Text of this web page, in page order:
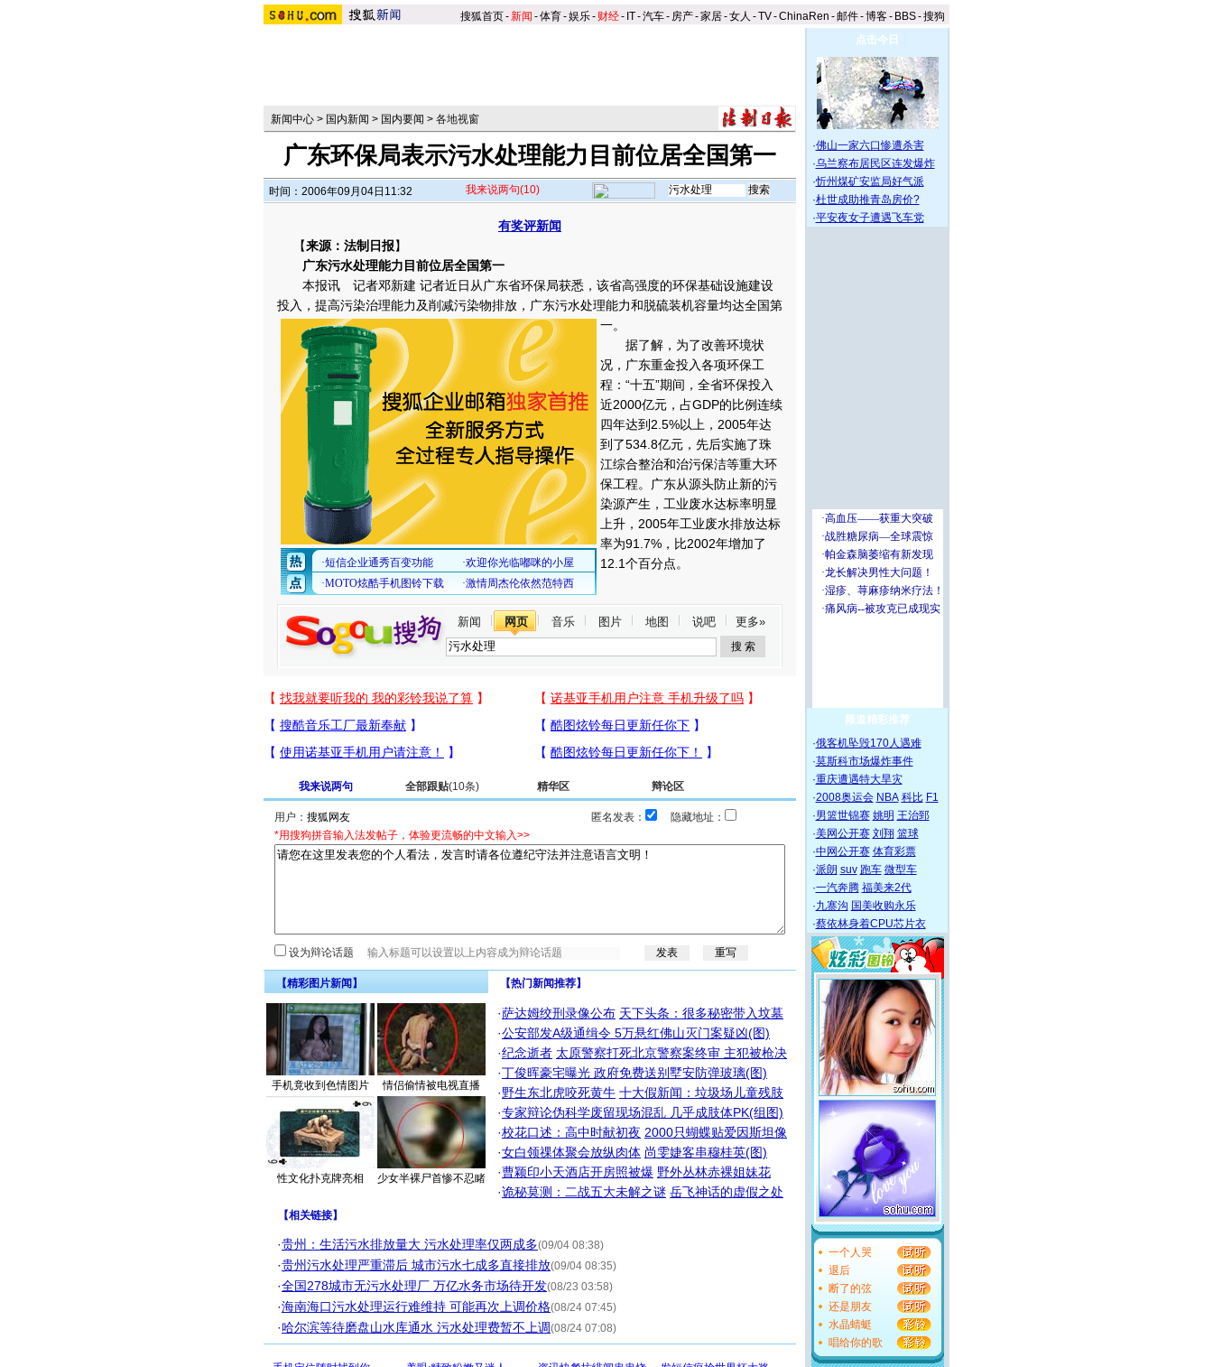
搜狐首页-新闻 -体育-娱乐- 财经- IT-汽车- 房产-家居-女人 -TV-ChinaRen -邮件-博客- BBS-搜狗
新闻中心 > 国内新闻 > 国内要闻 > 各地视窗
广东环保局表示污水处理能力目前位居全国第一
时间：2006年09月04日11:32 我来说两句(10)
有奖评新闻
【来源：法制日报】
广东污水处理能力目前位居全国第一
本报讯 记者邓新建 记者近日从广东省环保局获悉，该省高强度的环保基础设施建设
投入，提高污染治理能力及削减污染物排放，广东污水处理能力和脱硫装机容量均达全国第
一。
据了解，为了改善环境状
况，广东重金投入各项环保工
程：“十五”期间，全省环保投入
近2000亿元，占GDP的比例连续
四年达到2.5%以上，2005年达
到了534.8亿元，先后实施了珠
江综合整治和治污保洁等重大环
保工程。广东从源头防止新的污
染源产生，工业废水达标率明显
上升，2005年工业废水排放达标
率为91.7%，比2002年增加了
12.1个百分点。
新闻 网页 音乐 图片 地图 说吧 更多»
我来说两句 全部跟贴(10条) 精华区 辩论区
用户： 匿名发表：
隐藏地址：
*用搜狗拼音输入法发帖子，体验更流畅的中文输入>>
设为辩论话题
【精彩图片新闻】
手机竟收到色情图片 情侣偷情被电视直播
性文化扑克牌亮相 少女半裸尸首惨不忍睹
【热门新闻推荐】
·萨达姆绞刑录像公布 天下头条：很多秘密带入坟墓
·公安部发A级通缉令 5万悬红佛山灭门案疑凶(图)
·纪念逝者 太原警察打死北京警察案终审 主犯被枪决
·丁俊晖豪宅曝光 政府免费送别墅安防弹玻璃(图)
·野生东北虎咬死黄牛 十大假新闻：垃圾场儿童残肢
·专家辩论伪科学废留现场混乱 几乎成肢体PK(组图)
·校花口述：高中时献初夜 2000只蝴蝶贴爱因斯坦像
·女白领祼体聚会放纵肉体 尚雯婕客串穆桂英(图)
·曹颖印小天酒店开房照被爆 野外丛林赤裸姐妹花
·诡秘莫测：二战五大未解之谜 岳飞神话的虚假之处
【相关链接】
·贵州：生活污水排放量大 污水处理率仅两成多(09/04 08:38)
·贵州污水处理严重滞后 城市污水七成多直接排放(09/04 08:35)
·全国278城市无污水处理厂 万亿水务市场待开发(08/23 03:58)
·海南海口污水处理运行难维持 可能再次上调价格(08/24 07:45)
·哈尔滨等待磨盘山水库通水 污水处理费暂不上调(08/24 07:08)
点击今日
·佛山一家六口惨遭杀害
·乌兰察布居民区连发爆炸
·忻州煤矿安监局好气派
·杜世成助推青岛房价?
·平安夜女子遭遇飞车党
频道精彩推荐
·俄客机坠毁170人遇难
·莫斯科市场爆炸事件
·重庆遭遇特大旱灾
·2008奥运会 NBA 科比 F1
·男篮世锦赛 姚明 王治郅
·美网公开赛 刘翔 篮球
·中网公开赛 体育彩票
·派朗 suv 跑车 微型车
·一汽奔腾 福美来2代
·九寨沟 国美收购永乐
·蔡依林身着CPU芯片衣
一个人哭
退后
断了的弦
还是朋友
水晶蜻蜓
唱给你的歌